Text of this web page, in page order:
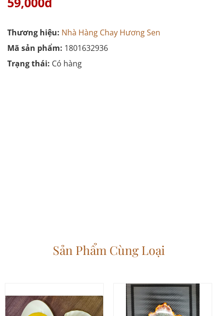
Thương hiệu: Nhà Hàng Chay Hương Sen
Mã sản phẩm: 1801632936
Trạng thái: Có hàng
Sản Phẩm Cùng Loại